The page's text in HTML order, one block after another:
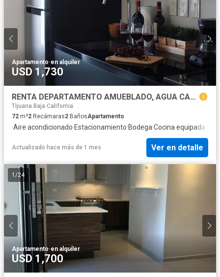
Apartamento·en alquiler
USD 1,730
RENTA DEPARTAMENTO AMUEBLADO, AGUA CALIENTE, "ADAMANT HIPODROMO"
Tijuana Baja California
72 m²2 Recámaras2 BañosApartamento
·Aire acondicionado·Estacionamiento·Bodega·Cocina equipada
Actualizado hace más de 1 mes Ver en detalle
1 /24
Apartamento·en alquiler
USD 1,700